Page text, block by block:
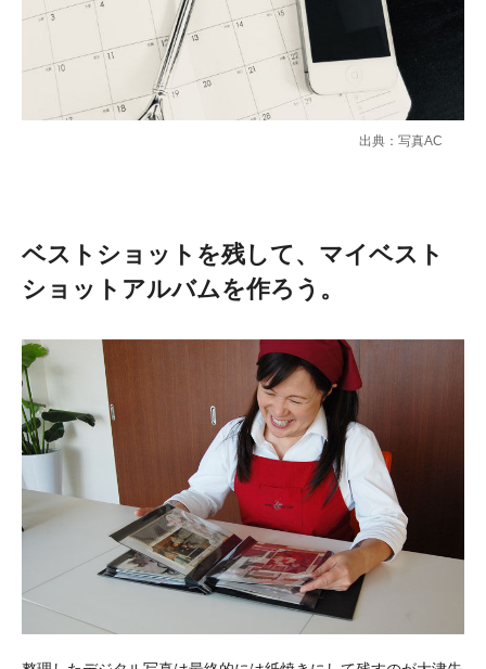
出典：写真AC
ベストショットを残して、マイベスト
ショットアルバムを作ろう。